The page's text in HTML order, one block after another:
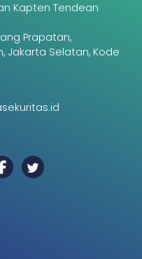
Kapten Tendean
Prapatan,
Jakarta Selatan, Kode